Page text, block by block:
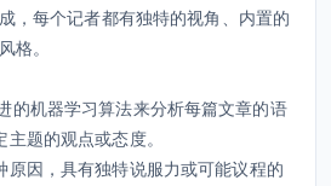
，每个记者都有独特的视角、内置的
格。
机器学习算法来分析每篇文章的语
题的观点或态度。
原因，具有独特说服力或可能议程的